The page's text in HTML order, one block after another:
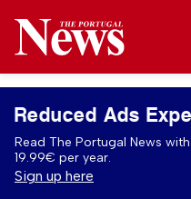
Reduced Ads
Read The Portugal News
19.99€ per year.
Sign up here